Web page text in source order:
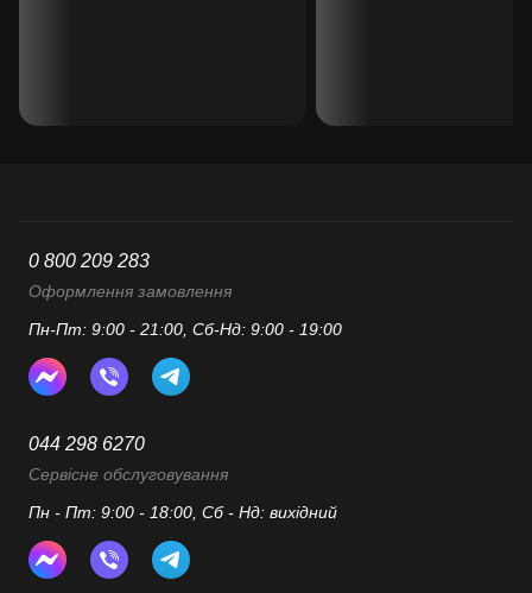
0 800 209 283
Оформлення замовлення
Пн-Пт: 9:00 - 21:00, Сб-Нд: 9:00 - 19:00
044 298 6270
Сервісне обслуговування
Пн - Пт: 9:00 - 18:00, Сб - Нд: вихідний